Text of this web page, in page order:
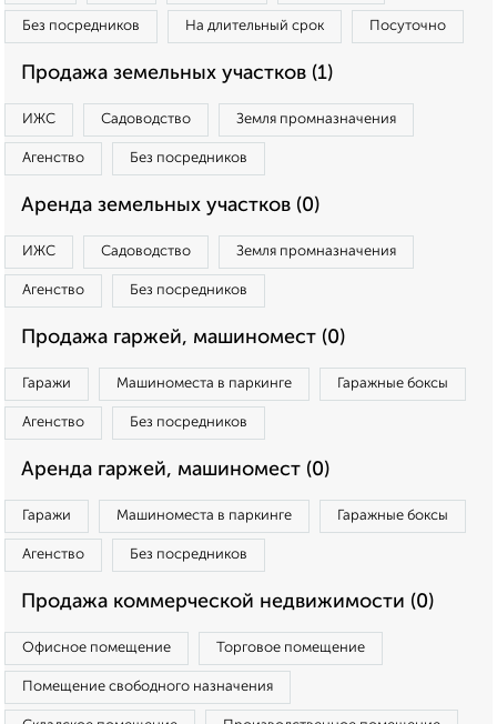
Без посредников На длительный срок Посуточно
Продажа земельных участков (1)
ИЖС Садоводство Земля промназначения
Агенство Без посредников
Аренда земельных участков (0)
ИЖС Садоводство Земля промназначения
Агенство Без посредников
Продажа гаржей, машиномест (0)
Гаражи Машиноместа в паркинге Гаражные боксы
Агенство Без посредников
Аренда гаржей, машиномест (0)
Гаражи Машиноместа в паркинге Гаражные боксы
Агенство Без посредников
Продажа коммерческой недвижимости (0)
Офисное помещение Торговое помещение
Помещение свободного назначения